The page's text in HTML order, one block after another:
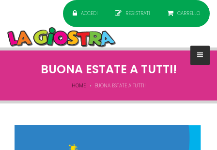
ACCEDI REGISTRATI CARRELLO
BUONA ESTATE A TUTTI!
HOME BUONA ESTATE A TUTTI!